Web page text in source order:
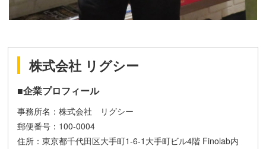
株式会社 リグシー
■企業プロフィール
事務所名：株式会社 リグシー
郵便番号：100-0004
住所：東京都千代田区大手町1-6-1大手町ビル4階 Finolab内